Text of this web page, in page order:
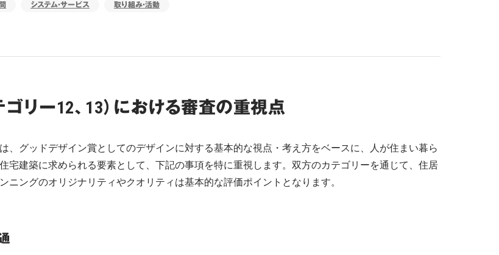
システム・サービス 取り組み・活動
リー12、13）における審査の重視点
、グッドデザイン賞としてのデザインに対する基本的な視点・考え方をベースに、人が住まい暮ら
宅建築に求められる要素として、下記の事項を特に重視します。双方のカテゴリーを通じて、住居
ニングのオリジナリティやクオリティは基本的な評価ポイントとなります。